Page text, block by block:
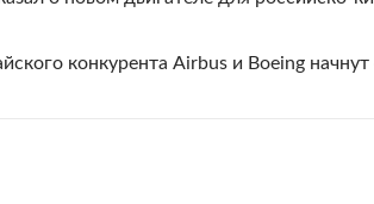
конкурента Airbus и Boeing